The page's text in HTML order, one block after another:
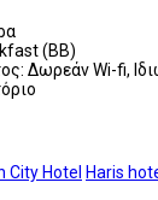
(BB)
Δωρεάν Wi-fi,
City Hotel Haris